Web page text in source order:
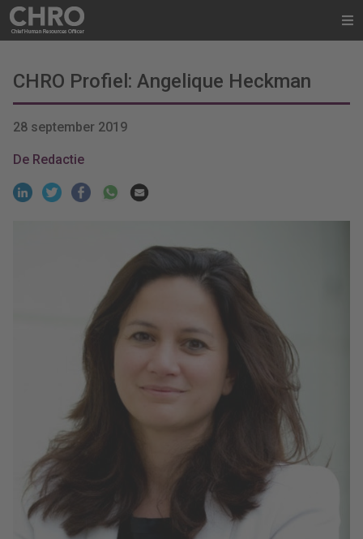
CHRO Profiel: Angelique Heckman
28 september 2019
De Redactie